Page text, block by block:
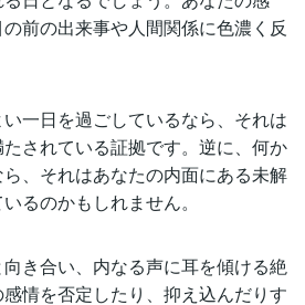
前の出来事や人間関係に色濃く反
一日を過ごしているなら、それは
されている証拠です。逆に、何か
、それはあなたの内面にある未解
るのかもしれません。
き合い、内なる声に耳を傾ける絶
情を否定したり、抑え込んだりす